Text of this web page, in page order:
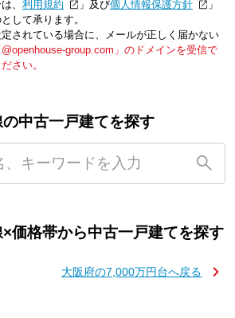
、「利用規約 」及び「個人情報保護方針
」
して承ります。
されている場合に、メールが正しく届かない
@openhouse-group.com」のドメインを受信で
さい。
中古一戸建てを探す
価格帯から中古一戸建てを探す
大阪府の7,000万円台へ戻る